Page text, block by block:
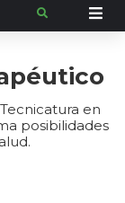
en
posibilidades